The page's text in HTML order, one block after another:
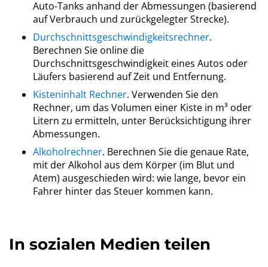
Auto-Tanks anhand der Abmessungen (basierend
auf Verbrauch und zurückgelegter Strecke).
Durchschnittsgeschwindigkeitsrechner.
Berechnen Sie online die
Durchschnittsgeschwindigkeit eines Autos oder
Läufers basierend auf Zeit und Entfernung.
Kisteninhalt Rechner. Verwenden Sie den
Rechner, um das Volumen einer Kiste in m³ oder
Litern zu ermitteln, unter Berücksichtigung ihrer
Abmessungen.
Alkoholrechner. Berechnen Sie die genaue Rate,
mit der Alkohol aus dem Körper (im Blut und
Atem) ausgeschieden wird: wie lange, bevor ein
Fahrer hinter das Steuer kommen kann.
In sozialen Medien teilen